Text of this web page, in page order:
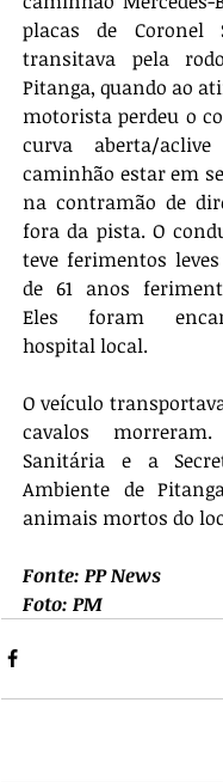
placas de Coronel
transitava pela
Pitanga, quando ao
motorista perdeu o
curva aberta/
caminhão estar em
na contramão de
fora da pista. O
teve ferimentos
de 61 anos
Eles foram
hospital local.
O veículo
cavalos
Sanitária e a
Ambiente de
animais mortos do
Fonte: PP News
Foto: PM